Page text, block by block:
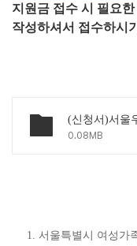
지원금 접수 시 필요
작성하셔서 접수하시
0.08MB
서울특별시 여성가